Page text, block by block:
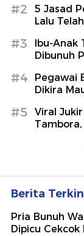
#2
5 Jasad
Lalu
#3
Ibu-
Dibunuh
#4
Pegawai
Dikira
#5
Viral
Berita
Pria Bunuh
Dipicu